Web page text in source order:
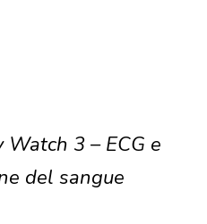
3 – ECG e
del sangue